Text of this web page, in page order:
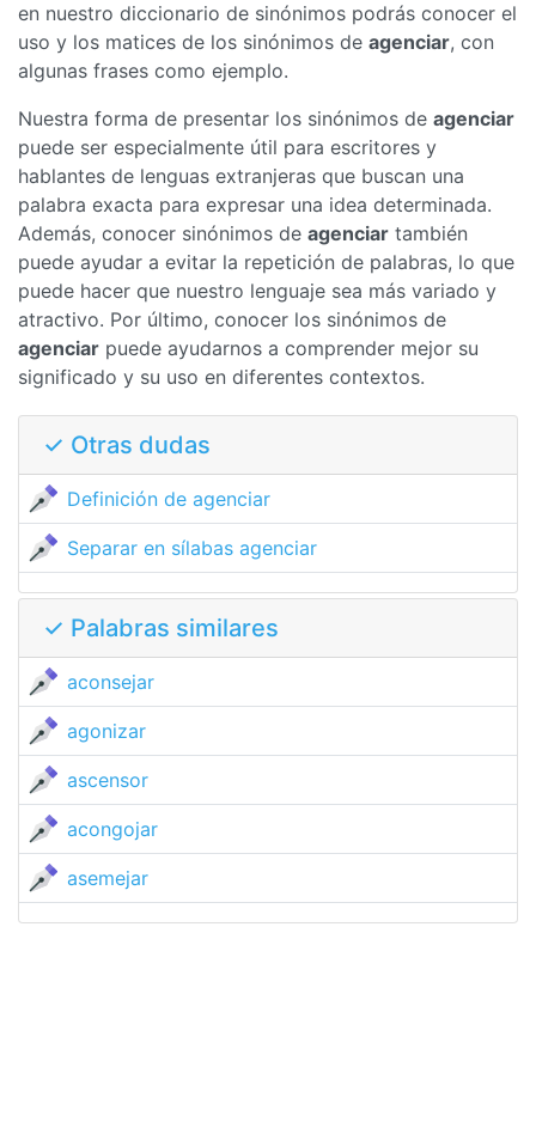
en nuestro diccionario de sinónimos podrás conocer el
uso y los matices de los sinónimos de agenciar, con
algunas frases como ejemplo.
Nuestra forma de presentar los sinónimos de agenciar
puede ser especialmente útil para escritores y
hablantes de lenguas extranjeras que buscan una
palabra exacta para expresar una idea determinada.
Además, conocer sinónimos de agenciar también
puede ayudar a evitar la repetición de palabras, lo que
puede hacer que nuestro lenguaje sea más variado y
atractivo. Por último, conocer los sinónimos de
agenciar puede ayudarnos a comprender mejor su
significado y su uso en diferentes contextos.
✓ Otras dudas
Definición de agenciar
Separar en sílabas agenciar
✓ Palabras similares
aconsejar
agonizar
ascensor
acongojar
asemejar